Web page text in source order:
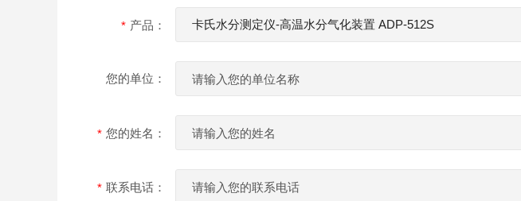
产品：
您的单位：
您的姓名：
联系电话：